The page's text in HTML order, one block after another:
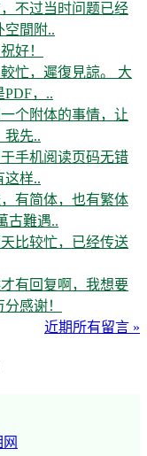
不过当时问题已经
間附..
好！
忙，遲復見諒。 大
，..
个附体的事情，让
我先..
手机阅读页码无错
这样..
有简体，也有繁体
古難遇..
比较忙，已经传送
有回复啊，我想要
感谢！
近期所有留言 »